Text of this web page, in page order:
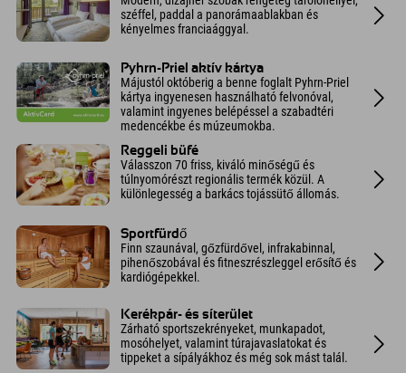
széffel, paddal a panorámaablakban és
kényelmes franciaággyal.
Pyhrn-Priel aktív kártya
Májustól októberig a benne foglalt Pyhrn-Priel
kártya ingyenesen használható felvonóval,
valamint ingyenes belépéssel a szabadtéri
medencékbe és múzeumokba.
Reggeli büfé
Válasszon 70 friss, kiváló minőségű és
túlnyomórészt regionális termék közül. A
különlegesség a barkács tojássütő állomás.
Sportfürdő
Finn szaunával, gőzfürdővel, infrakabinnal,
pihenőszobával és fitneszrészleggel erősítő és
kardiógépekkel.
Kerékpár- és síterület
Zárható sportszekrényeket, munkapadot,
mosóhelyet, valamint túrajavaslatokat és
tippeket a sípályákhoz és még sok mást talál.